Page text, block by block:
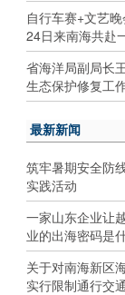
自行车赛+文艺
24日来南海共赴
省海洋局副局长
生态保护修复工
最新新闻
筑牢暑期安全防
实践活动
一家山东企业让
业的出海密码是
关于对南海新区
实行限制通行交